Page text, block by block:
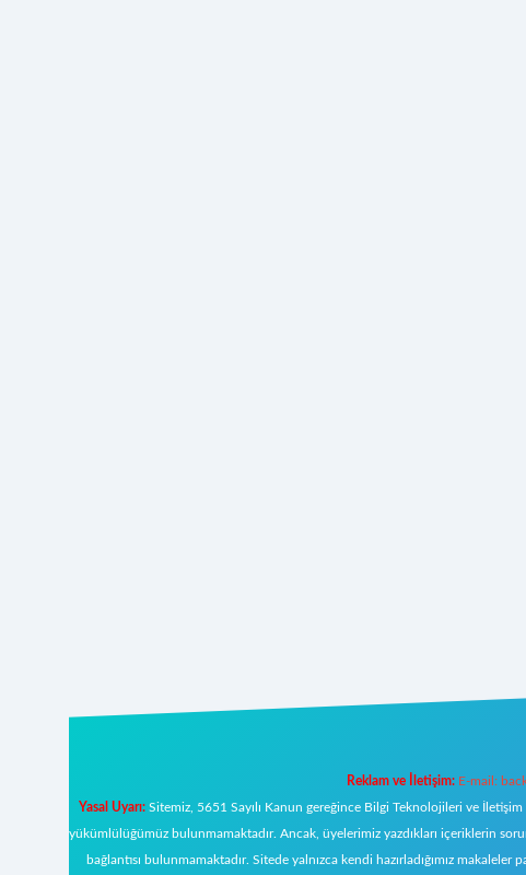
Reklam ve İletişim: E-mail:
Yasal Uyarı:Sitemiz, 5651 Sayılı Kanun gereğince Bilgi Teknolojileri ve
yükümlülüğümüz bulunmamaktadır. Ancak, üyelerimiz yazdıkları içeriklerin
bağlantısı bulunmamaktadır. Sitede yalnızca kendi hazırladığımız